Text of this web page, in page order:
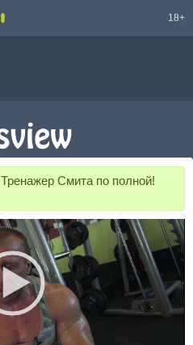
18+
Тренажер Смита по полной!